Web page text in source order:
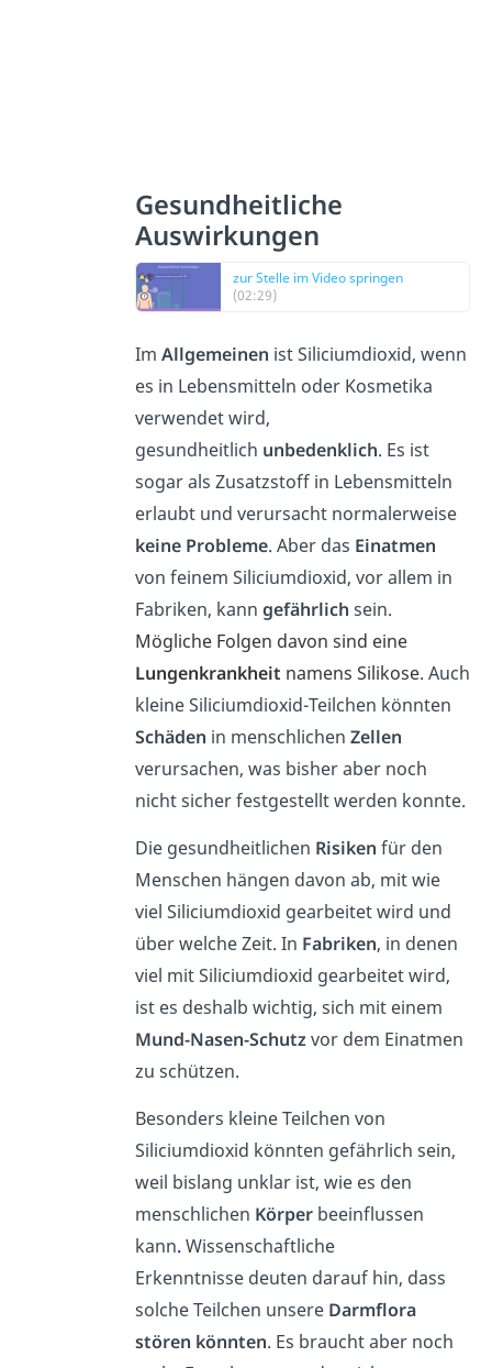
Gesundheitliche
Auswirkungen
zur Stelle im Video springen
(02:29)
Im Allgemeinen ist Siliciumdioxid, wenn
es in Lebensmitteln oder Kosmetika
verwendet wird,
gesundheitlich unbedenklich. Es ist
sogar als Zusatzstoff in Lebensmitteln
erlaubt und verursacht normalerweise
keine Probleme. Aber das Einatmen
von feinem Siliciumdioxid, vor allem in
Fabriken, kann gefährlich sein.
Mögliche Folgen davon sind eine
Lungenkrankheit namens Silikose. Auch
kleine Siliciumdioxid-Teilchen könnten
Schäden in menschlichen Zellen
verursachen, was bisher aber noch
nicht sicher festgestellt werden konnte.
Die gesundheitlichen Risiken für den
Menschen hängen davon ab, mit wie
viel Siliciumdioxid gearbeitet wird und
über welche Zeit. In Fabriken, in denen
viel mit Siliciumdioxid gearbeitet wird,
ist es deshalb wichtig, sich mit einem
Mund-Nasen-Schutzvor dem Einatmen
zu schützen.
Besonders kleine Teilchen von
Siliciumdioxid könnten gefährlich sein,
weil bislang unklar ist, wie es den
menschlichen Körperbeeinflussen
kann. Wissenschaftliche
Erkenntnisse deuten darauf hin, dass
solche Teilchen unsere Darmflora
stören könnten. Es braucht aber noch